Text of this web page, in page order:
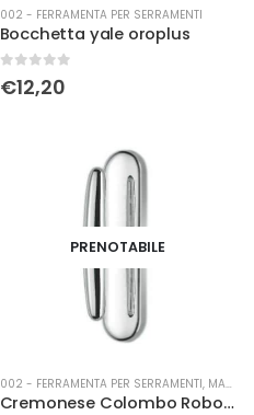
002 - FERRAMENTA PER SERRAMENTI
Bocchetta yale oroplus
Su 5
€12,20
PRENOTABILE
002 - FERRAMENTA PER SERRAMENTI, MANIGLIERIA
Cremonese Colombo Robot c/bu cromo luc.